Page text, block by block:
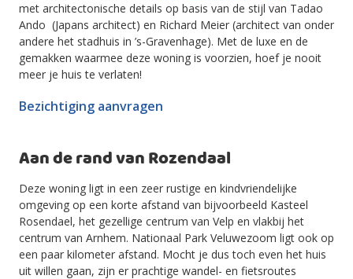
met architectonische details op basis van de stijl van Tadao
Ando (Japans architect) en Richard Meier (architect van onder
andere het stadhuis in ’s-Gravenhage). Met de luxe en de
gemakken waarmee deze woning is voorzien, hoef je nooit
meer je huis te verlaten!
Bezichtiging aanvragen
Aan de rand van Rozendaal
Deze woning ligt in een zeer rustige en kindvriendelijke
omgeving op een korte afstand van bijvoorbeeld Kasteel
Rosendael, het gezellige centrum van Velp en vlakbij het
centrum van Arnhem. Nationaal Park Veluwezoom ligt ook op
een paar kilometer afstand. Mocht je dus toch even het huis
uit willen gaan, zijn er prachtige wandel- en fietsroutes